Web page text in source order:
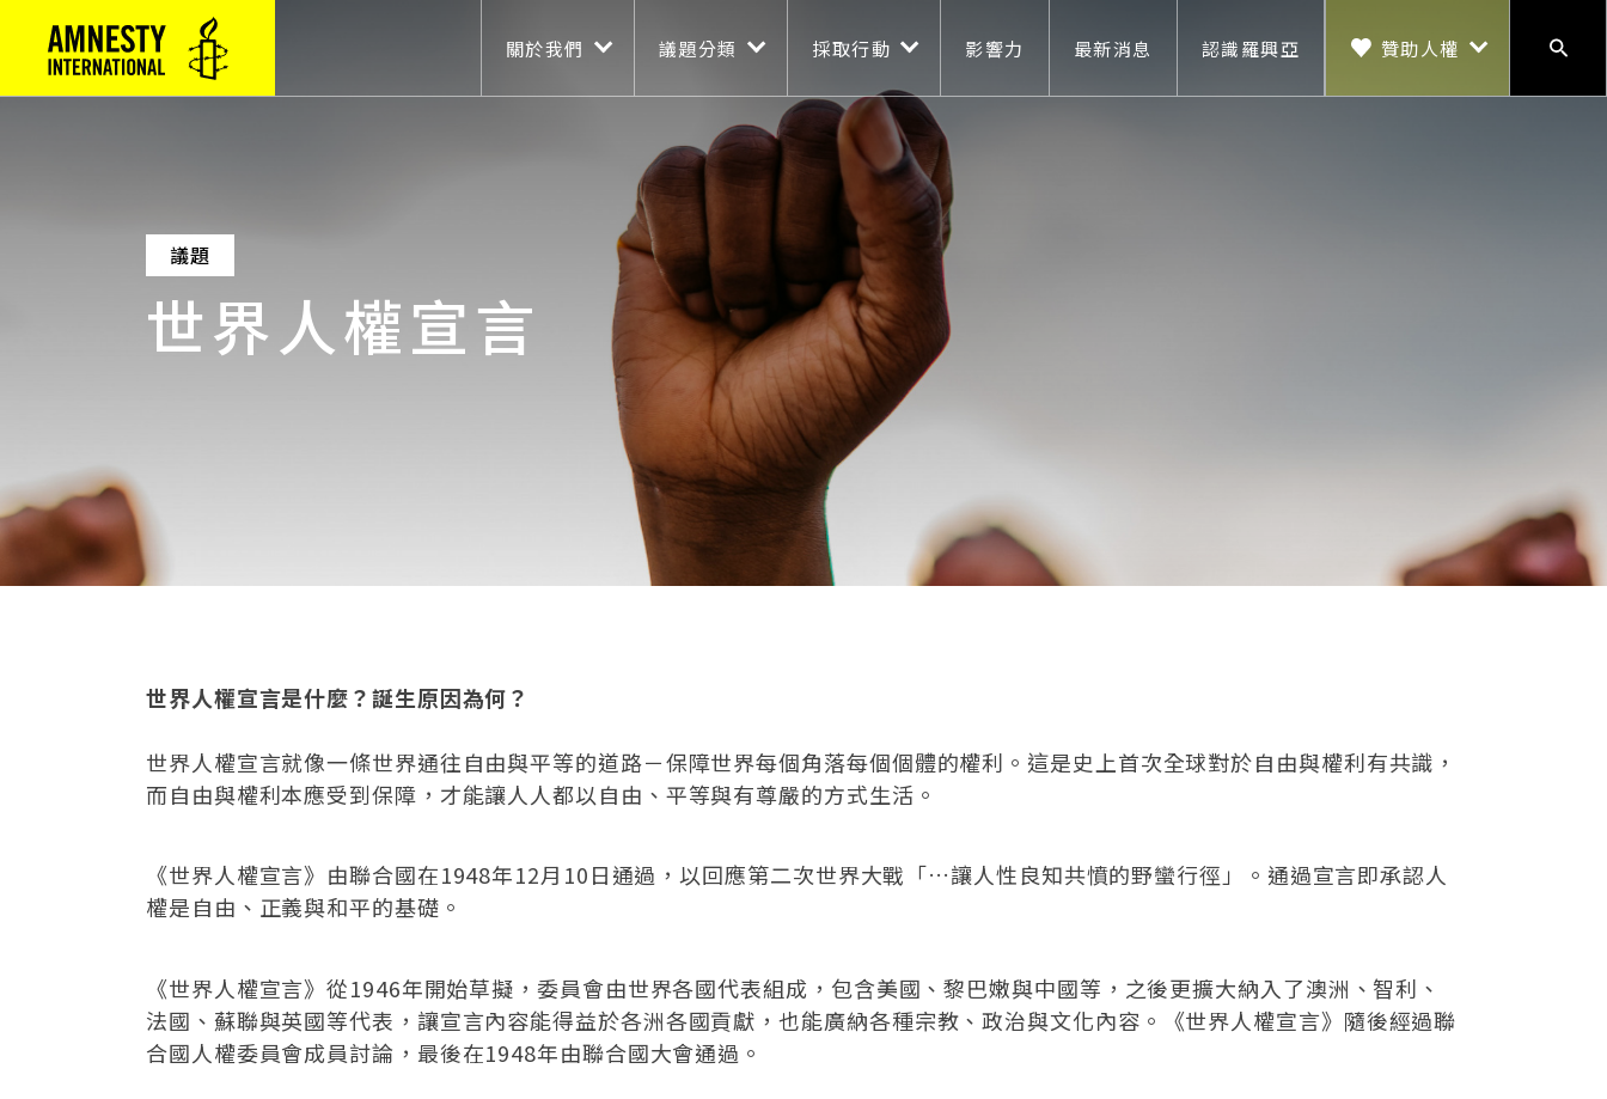
關於我們 議題分類 採取行動 影響力 最新消息 認識羅興亞 贊助人權
搜尋
議題
世界人權宣言
世界人權宣言是什麼？誕生原因為何？
世界人權宣言就像一條世界通往自由與平等的道路－保障世界每個角落每個個體的權利。這是史上首次全球對於自由與權利有共識，
而自由與權利本應受到保障，才能讓人人都以自由、平等與有尊嚴的方式生活。
《世界人權宣言》由聯合國在1948年12月10日通過，以回應第二次世界大戰「…讓人性良知共憤的野蠻行徑」。通過宣言即承認人
權是自由、正義與和平的基礎。
《世界人權宣言》從1946年開始草擬，委員會由世界各國代表組成，包含美國、黎巴嫩與中國等，之後更擴大納入了澳洲、智利、
法國、蘇聯與英國等代表，讓宣言內容能得益於各洲各國貢獻，也能廣納各種宗教、政治與文化內容。《世界人權宣言》隨後經過聯
合國人權委員會成員討論，最後在1948年由聯合國大會通過。